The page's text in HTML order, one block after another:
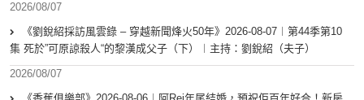
2026/08/07
《劉銳紹採訪風雲錄 – 穿越新聞烽火50年》2026-08-07︱第44季第10
集 死於”可原諒殺人“的黎漢成父子（下）︱主持：劉銳紹（夫子）
2026/08/07